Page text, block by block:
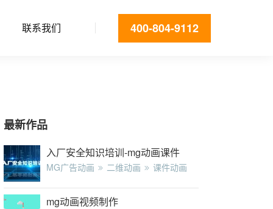
联系我们 400-804-9112
最新作品
入厂安全知识培训-mg动画课件
MG广告动画 二维动画 课件动画
mg动画视频制作